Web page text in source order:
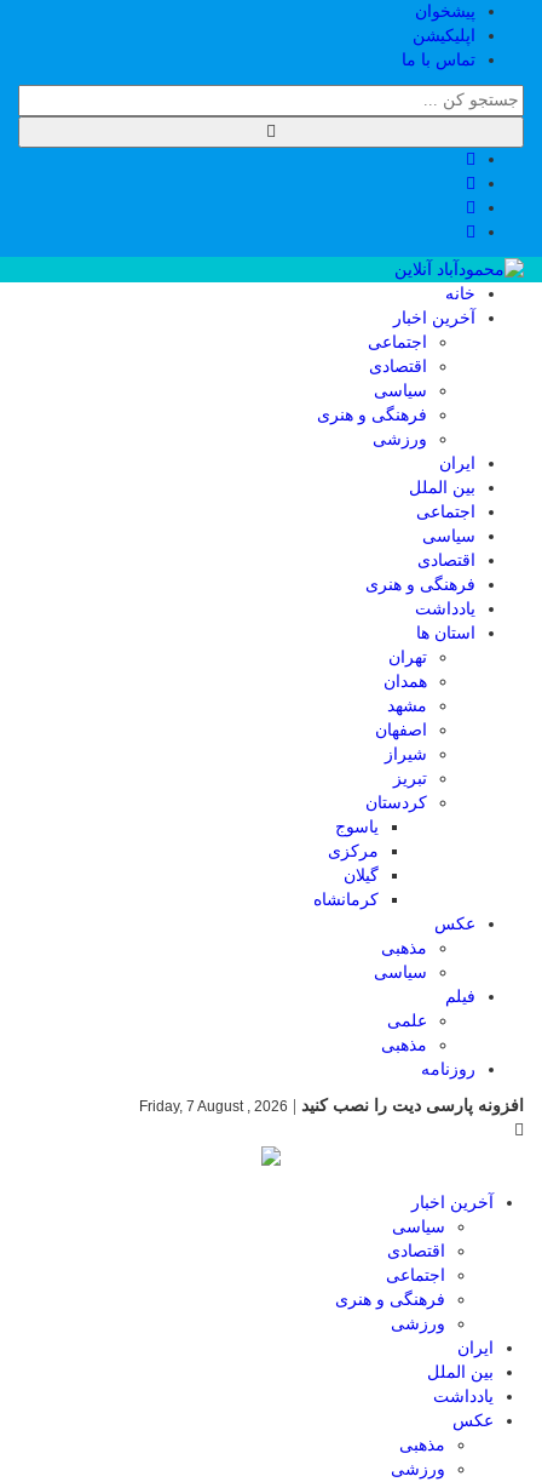
پیشخوان
اپلیکیشن
تماس با ما
خانه
آخرین اخبار
اجتماعی
اقتصادی
سیاسی
فرهنگی و هنری
ورزشی
ایران
بین الملل
اجتماعی
سیاسی
اقتصادی
فرهنگی و هنری
یادداشت
استان ها
تهران
همدان
مشهد
اصفهان
شیراز
تبریز
کردستان
یاسوج
مرکزی
گیلان
کرمانشاه
عکس
مذهبی
سیاسی
فیلم
علمی
مذهبی
روزنامه
افزونه پارسی دیت را نصب کنید
Friday, 7 August , 2026
آخرین اخبار
سیاسی
اقتصادی
اجتماعی
فرهنگی و هنری
ورزشی
ایران
بین الملل
یادداشت
عکس
مذهبی
ورزشی